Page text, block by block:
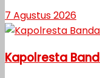
7 Agustus 2026
Kapolresta